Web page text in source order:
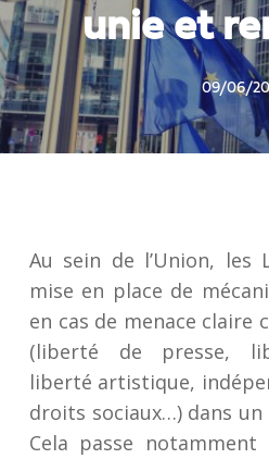
unie et
09/06/
Au sein de l’Union, les
mise en place de
en cas de menace claire
(liberté de presse,
liberté artistique,
droits sociaux…) dans
Cela passe notamment